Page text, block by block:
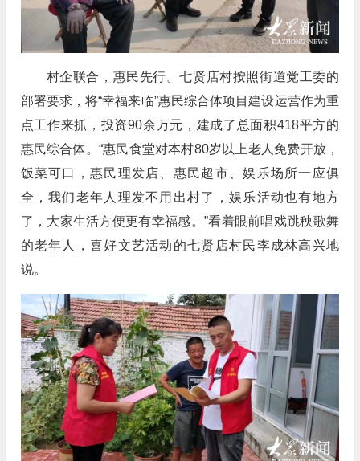
村企联合，惠民先行。七贤店村按照街道党工委的
部署要求，将“幸福来临”惠民综合体项目建设运营作为重
点工作来抓，投资90余万元，建成了总面积418平方的
惠民综合体。“惠民食堂对本村80岁以上老人免费开放，
饭菜可口，惠民理发店、惠民超市、娱乐场所一应俱
全，我们老年人理发不用出村了，娱乐活动也有地方
了，大家生活方便更有幸福感。”看着眼前唱戏跳秧歌舞
的老年人，喜好文艺活动的七贤店村民李成林高兴地
说。